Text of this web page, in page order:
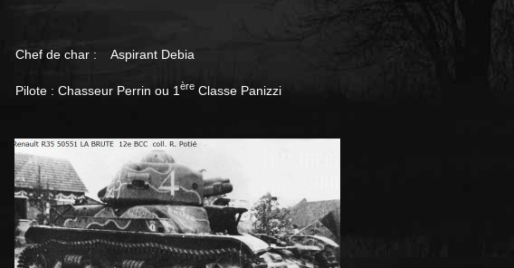
Chef de char : Aspirant Debia
Pilote : Chasseur Perrin ou 1 ère Classe Panizzi